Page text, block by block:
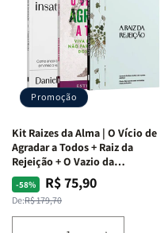
Promoção
Kit Raizes da Alma | O Vício de
Agradar a Todos + Raiz da
Rejeição + O Vazio da
Insatisfação.
-58%
Preço
normal
De:R$ 179,70
Preço
promocional
R$ 75,90